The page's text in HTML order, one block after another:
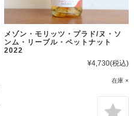
メゾン・モリッツ・プラド/ヌ・ソ
ンム・リーブル・ペットナット
2022
¥4,730(税込)
在庫 ×